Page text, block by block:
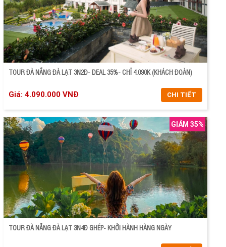
CHI TIẾT
ĐẶT TOUR
TOUR ĐÀ NẴNG ĐÀ LẠT 3N2Đ- DEAL 35%- CHỈ 4.090K (KHÁCH ĐOÀN)
Giá: 4.090.000 VNĐ CHI TIẾT
GIẢM 35%
TOUR ĐÀ NẴNG ĐÀ LẠT 3N4Đ GHÉP- KHỞI HÀNH HÀNG NGÀY